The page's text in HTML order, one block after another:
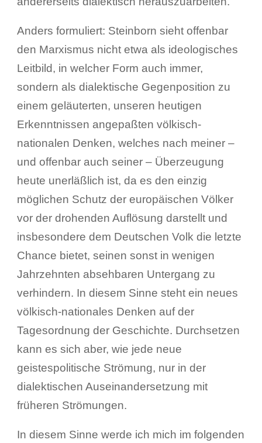
Anders formuliert: Steinborn sieht offenbar
den Marxismus nicht etwa als ideologisches
Leitbild, in welcher Form auch immer,
sondern als dialektische Gegenposition zu
einem geläuterten, unseren heutigen
Erkenntnissen angepaßten völkisch-
nationalen Denken, welches nach meiner –
und offenbar auch seiner – Überzeugung
heute unerläßlich ist, da es den einzig
möglichen Schutz der europäischen Völker
vor der drohenden Auflösung darstellt und
insbesondere dem Deutschen Volk die letzte
Chance bietet, seinen sonst in wenigen
Jahrzehnten absehbaren Untergang zu
verhindern. In diesem Sinne steht ein neues
völkisch-nationales Denken auf der
Tagesordnung der Geschichte. Durchsetzen
kann es sich aber, wie jede neue
geistespolitische Strömung, nur in der
dialektischen Auseinandersetzung mit
früheren Strömungen.
In diesem Sinne werde ich mich im folgenden